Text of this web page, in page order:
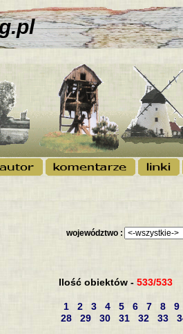
województwo :
Ilość obiektów - 533/533
1 2 3 4 5 6 7 8
9
28
29 30 31 32 33